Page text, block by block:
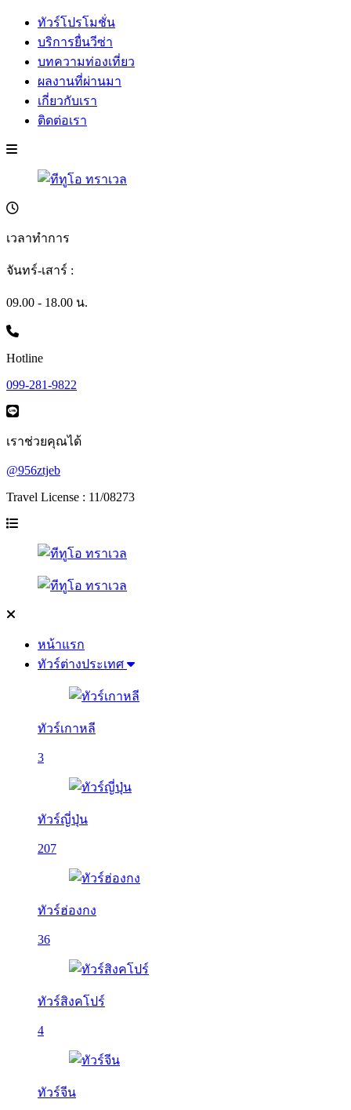
ทัวร์โปรโมชั่น
บริการยื่นวีซ่า
บทความท่องเที่ยว
ผลงานที่ผ่านมา
เกี่ยวกับเรา
ติดต่อเรา
เวลาทำการ
จันทร์-เสาร์ :
09.00 - 18.00 น.
Hotline
099-281-9822
เราช่วยคุณได้
@956ztjeb
Travel License : 11/08273
หน้าแรก
ทัวร์ต่างประเทศ
ทัวร์เกาหลี
3
ทัวร์ญี่ปุ่น
207
ทัวร์ฮ่องกง
36
ทัวร์สิงคโปร์
4
ทัวร์จีน